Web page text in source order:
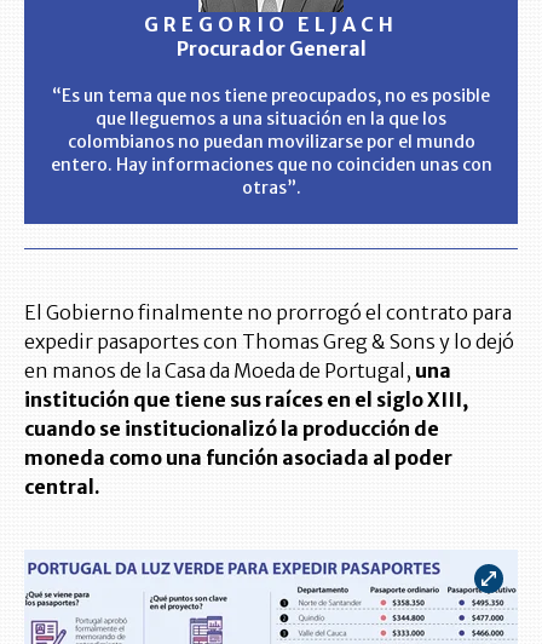
GREGORIO ELJACH
Procurador General
“Es un tema que nos tiene preocupados, no es posible
que lleguemos a una situación en la que los
colombianos no puedan movilizarse por el mundo
entero. Hay informaciones que no coinciden unas con
otras”.
El Gobierno finalmente no prorrogó el contrato para
expedir pasaportes con Thomas Greg & Sons y lo dejó
en manos de la Casa da Moeda de Portugal, una
institución que tiene sus raíces en el siglo XIII,
cuando se institucionalizó la producción de
moneda como una función asociada al poder
central.